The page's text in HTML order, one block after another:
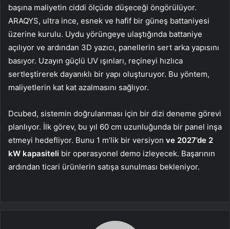
başına maliyetin ciddi ölçüde düşeceği öngörülüyor.
ARAQYS, ultra ince, esnek ve hafif bir güneş battaniyesi
üzerine kurulu. Uydu yörüngeye ulaştığında battaniye
açılıyor ve ardından 3D yazıcı, panellerin sert arka yapısını
basıyor. Uzayın güçlü UV ışınları, reçineyi hızlıca
sertleştirerek dayanıklı bir yapı oluşturuyor. Bu yöntem,
maliyetlerin kat kat azalmasını sağlıyor.
Dcubed, sistemin doğrulanması için bir dizi deneme görevi
planlıyor. İlk görev, bu yıl 60 cm uzunluğunda bir panel inşa
etmeyi hedefliyor. Bunu 1 m’lik bir versiyon ve 2027’de 2
kW kapasiteli bir operasyonel demo izleyecek. Başarının
ardından ticari ürünlerin satışa sunulması bekleniyor.